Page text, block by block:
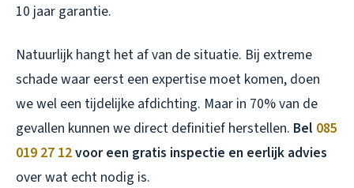
10 jaar garantie.
Natuurlijk hangt het af van de situatie. Bij extreme
schade waar eerst een expertise moet komen, doen
we wel een tijdelijke afdichting. Maar in 70% van de
gevallen kunnen we direct definitief herstellen. Bel 085
019 27 12voor een gratis inspectie en eerlijk advies
over wat echt nodig is.